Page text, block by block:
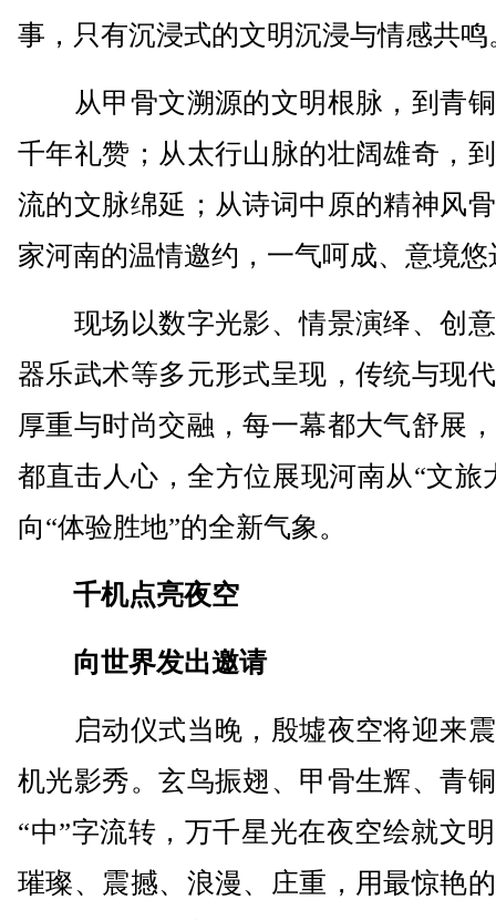
事，只有沉浸式的文明沉浸与情感共鸣
从甲骨文溯源的文明根脉，到青
千年礼赞；从太行山脉的壮阔雄奇，
流的文脉绵延；从诗词中原的精神风
家河南的温情邀约，一气呵成、意境悠
现场以数字光影、情景演绎、创
器乐武术等多元形式呈现，传统与现
厚重与时尚交融，每一幕都大气舒展
都直击人心，全方位展现河南从“文旅
向“体验胜地”的全新气象。
千机点亮夜空
向世界发出邀请
启动仪式当晚，殷墟夜空将迎来
机光影秀。玄鸟振翅、甲骨生辉、青
“中”字流转，万千星光在夜空绘就文
璀璨、震撼、浪漫、庄重，用最惊艳